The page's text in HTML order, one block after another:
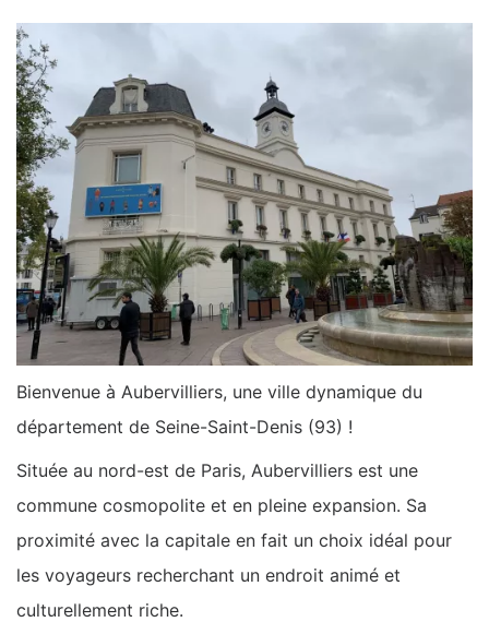
Bienvenue à Aubervilliers, une ville dynamique du
département de Seine-Saint-Denis (93) !
Située au nord-est de Paris, Aubervilliers est une
commune cosmopolite et en pleine expansion. Sa
proximité avec la capitale en fait un choix idéal pour
les voyageurs recherchant un endroit animé et
culturellement riche.